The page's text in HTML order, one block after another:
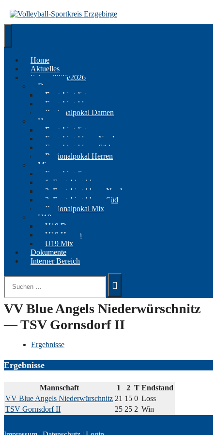
zum
Inhalt
Home
Aktuelles
Saison 2025/2026
Damen
Erzgebirgsliga
Erzgebirgsklasse
Regionalpokal Damen
Herren
Erzgebirgsliga
Erzgebirgsklasse Nord
Erzgebirgsklasse Süd
Regionalpokal Herren
Mix
Erzgebirgsliga
1. Erzgebirgsklasse
2. Erzgebirgsklasse Nord
2. Erzgebirgsklasse Süd
Regionalpokal Mix
U19
U19 Damen
U19 Herren
U19 Mix
Dokumente
Interner Bereich
Suchen
nach:
VV Blue Angels Niederwürschnitz
— TSV Gornsdorf II
Ergebnisse
Ergebnisse
Mannschaft 1 2 T Endstand
VV Blue Angels Niederwürschnitz 21 15 0 Loss
TSV Gornsdorf II
25 25 2 Win